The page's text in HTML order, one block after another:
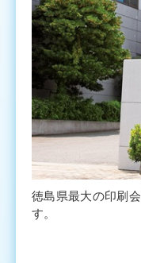
徳島県最大の印刷
す。